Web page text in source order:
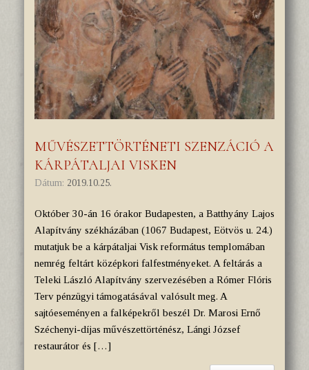
MŰVÉSZETTÖRTÉNETI SZENZÁCIÓ A
KÁRPÁTALJAI VISKEN
Dátum: 2019.10.25.
Október 30-án 16 órakor Budapesten, a Batthyány Lajos
Alapítvány székházában (1067 Budapest, Eötvös u. 24.)
mutatjuk be a kárpátaljai Visk református templomában
nemrég feltárt középkori falfestményeket. A feltárás a
Teleki László Alapítvány szervezésében a Rómer Flóris
Terv pénzügyi támogatásával valósult meg. A
sajtóeseményen a falképekről beszél Dr. Marosi Ernő
Széchenyi-díjas művészettörténész, Lángi József
restaurátor és […]